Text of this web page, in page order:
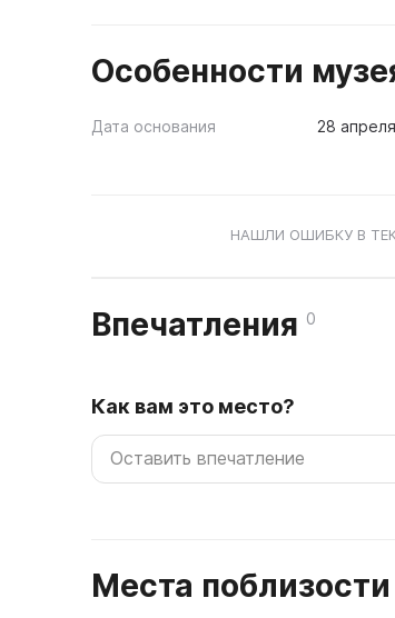
Особенности
Дата основания 28
НАШЛИ ОШИБКУ В
Впечатления 0
Как вам это место?
Места поблизости